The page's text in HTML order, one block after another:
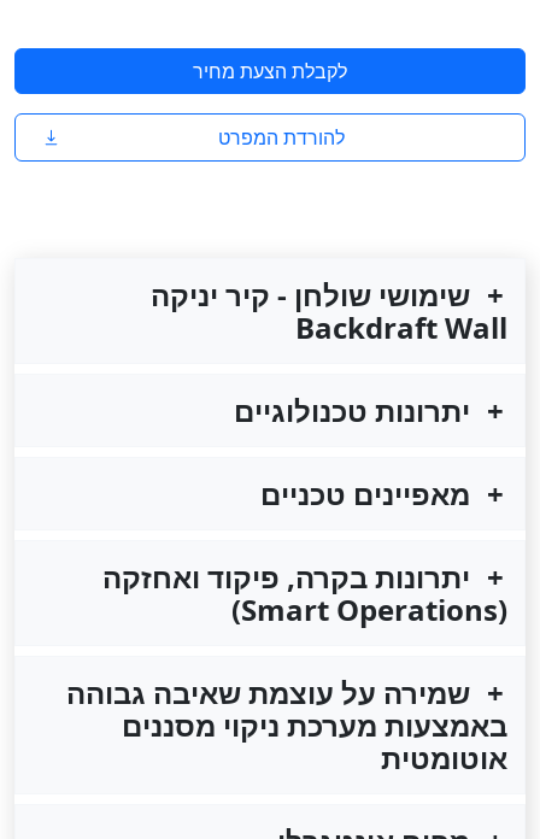
לקבלת הצעת מחיר
להורדת המפרט
שימושי שולחן - קיר יניקה
Backdraft Wall
יתרונות טכנולוגיים
מאפיינים טכניים
יתרונות בקרה, פיקוד ואחזקה
(Smart Operations)
שמירה על עוצמת שאיבה גבוהה
באמצעות מערכת ניקוי מסננים
אוטומטית